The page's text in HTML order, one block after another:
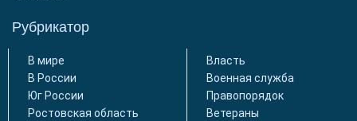
Рубрикатор
В мире
В России
Юг России
Ростовская область
Власть
Военная служба
Правопорядок
Ветераны